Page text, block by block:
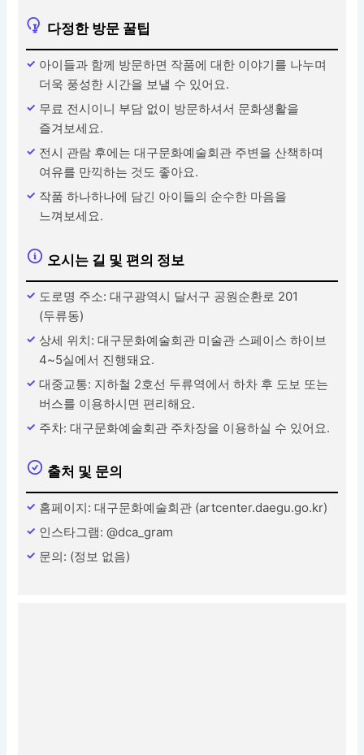
다정한 방문 꿀팁
아이들과 함께 방문하면 작품에 대한 이야기를 나누며
더욱 풍성한 시간을 보낼 수 있어요.
무료 전시이니 부담 없이 방문하셔서 문화생활을
즐겨보세요.
전시 관람 후에는 대구문화예술회관 주변을 산책하며
여유를 만끽하는 것도 좋아요.
작품 하나하나에 담긴 아이들의 순수한 마음을
느껴보세요.
오시는 길 및 편의 정보
도로명 주소: 대구광역시 달서구 공원순환로 201
(두류동)
상세 위치: 대구문화예술회관 미술관 스페이스 하이브
4~5실에서 진행돼요.
대중교통: 지하철 2호선 두류역에서 하차 후 도보 또는
버스를 이용하시면 편리해요.
주차: 대구문화예술회관 주차장을 이용하실 수 있어요.
출처 및 문의
홈페이지: 대구문화예술회관 (artcenter.daegu.go.kr)
인스타그램: @dca_gram
문의: (정보 없음)